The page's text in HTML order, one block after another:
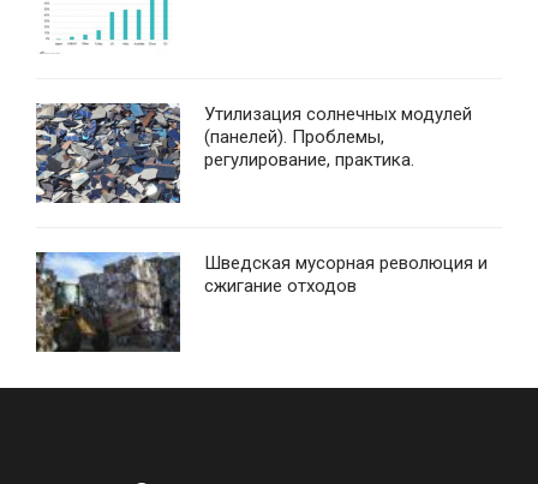
Утилизация солнечных модулей
(панелей). Проблемы,
регулирование, практика.
Шведская мусорная революция и
сжигание отходов